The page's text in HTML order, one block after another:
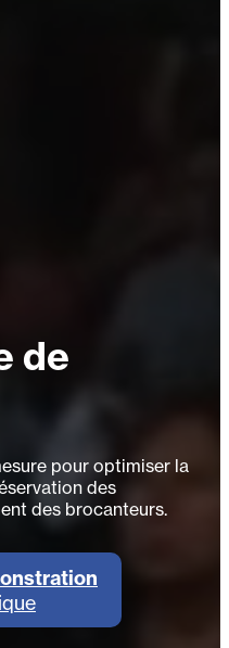
de
pour optimiser la
des
des brocanteurs.